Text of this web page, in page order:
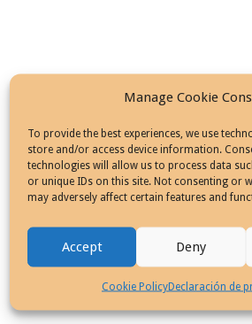
Manage Cookie
To provide the best experiences, we use
store and/or access device information.
technologies will allow us to process data
or unique IDs on this site. Not consenting or
may adversely affect certain features and
Accept Deny
Cookie PolicyDeclaración de